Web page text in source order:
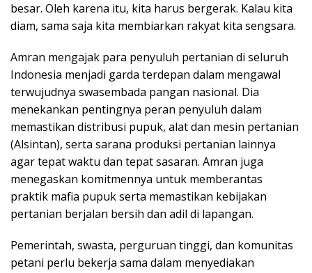
besar. Oleh karena itu, kita harus bergerak. Kalau kita
diam, sama saja kita membiarkan rakyat kita sengsara.
Amran mengajak para penyuluh pertanian di seluruh
Indonesia menjadi garda terdepan dalam mengawal
terwujudnya swasembada pangan nasional. Dia
menekankan pentingnya peran penyuluh dalam
memastikan distribusi pupuk, alat dan mesin pertanian
(Alsintan), serta sarana produksi pertanian lainnya
agar tepat waktu dan tepat sasaran. Amran juga
menegaskan komitmennya untuk memberantas
praktik mafia pupuk serta memastikan kebijakan
pertanian berjalan bersih dan adil di lapangan.
Pemerintah, swasta, perguruan tinggi, dan komunitas
petani perlu bekerja sama dalam menyediakan